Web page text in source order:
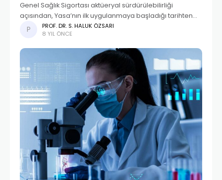
Genel Sağlık Sigortası aktüeryal sürdürülebilirliği
açısından, Yasa’nın ilk uygulanmaya başladığı tarihten
itibaren on yıl geçmiş olmasına rağmen ne yazık ki
Tamamlayıcı Sağlık Sigortası henüz tam anlamıyla
dikkate alınmamış durumdadır. Başta
PROF. DR. S. HALUK ÖZSARI
8 YIL ÖNCE